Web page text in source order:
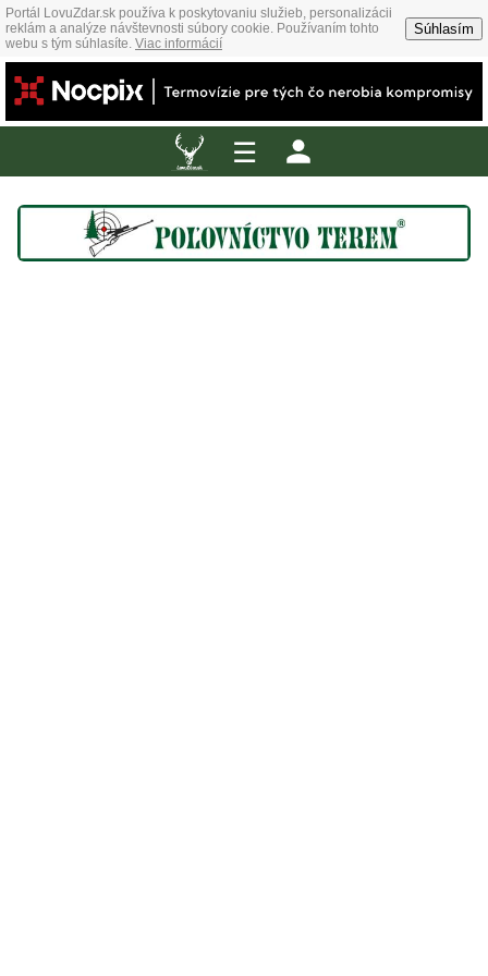
Portál LovuZdar.sk používa k poskytovaniu služieb, personalizácii
reklám a analýze návštevnosti súbory cookie. Používaním tohto
webu s tým súhlasíte. Viac informácií
Súhlasím
☰